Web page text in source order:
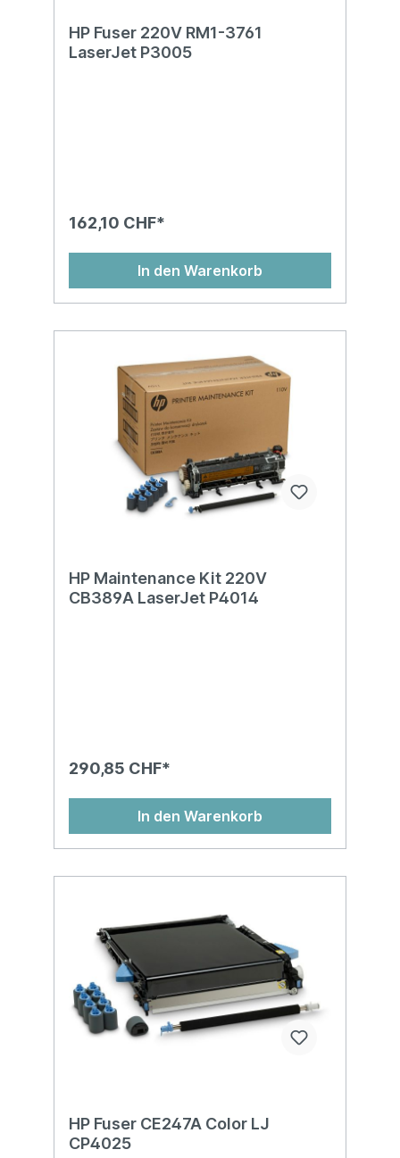
HP Fuser 220V RM1-3761
LaserJet P3005
162,10 CHF*
In den Warenkorb
HP Maintenance Kit 220V
CB389A LaserJet P4014
290,85 CHF*
In den Warenkorb
HP Fuser CE247A Color LJ
CP4025